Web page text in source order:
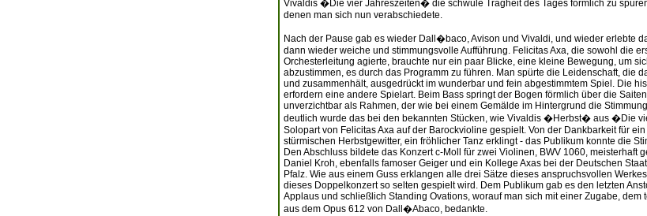
Vivaldis �Die vier Jahreszeiten� die schwüle Trägheit des Tages förmlich zu
denen man sich nun verabschiedete.
Nach der Pause gab es wieder Dall�baco, Avison und Vivaldi, und wieder erlebte
dann wieder weiche und stimmungsvolle Aufführung. Felicitas Axa, die sowohl die
Orchesterleitung agierte, brauchte nur ein paar Blicke, eine kleine Bewegung, um
abzustimmen, es durch das Programm zu führen. Man spürte die Leidenschaft, die
und zusammenhält, ausgedrückt im wunderbar und fein abgestimmtem Spiel. Die
erfordern eine andere Spielart. Beim Bass springt der Bogen förmlich über die
unverzichtbar als Rahmen, der wie bei einem Gemälde im Hintergrund die
deutlich wurde das bei den bekannten Stücken, wie Vivaldis �Herbst� aus �Die
Solopart von Felicitas Axa auf der Barockvioline gespielt. Von der Dankbarkeit für
stürmischen Herbstgewitter, ein fröhlicher Tanz erklingt - das Publikum konnte die
Den Abschluss bildete das Konzert c-Moll für zwei Violinen, BWV 1060, meisterhaft
Daniel Kroh, ebenfalls famoser Geiger und ein Kollege Axas bei der Deutschen
Pfalz. Wie aus einem Guss erklangen alle drei Sätze dieses anspruchsvollen
dieses Doppelkonzert so selten gespielt wird. Dem Publikum gab es den letzten
Applaus und schließlich Standing Ovations, worauf man sich mit einer Zugabe, dem
aus dem Opus 612 von Dall�Abaco, bedankte.